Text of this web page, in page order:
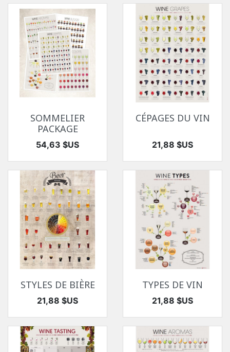
SOMMELIER
PACKAGE
Prix
54,63 $US
CÉPAGES DU VIN
Prix
21,88 $US
STYLES DE BIÈRE
Prix
21,88 $US
TYPES DE VIN
Prix
21,88 $US